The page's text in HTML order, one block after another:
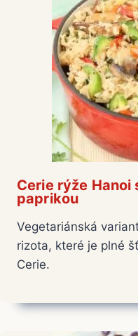
Cerie rýže Hanoi
paprikou
Vegetariánská
rizota, které je plné
Cerie.